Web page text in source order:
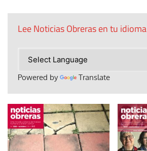
Lee Noticias Obreras en tu idioma
Powered by Translate